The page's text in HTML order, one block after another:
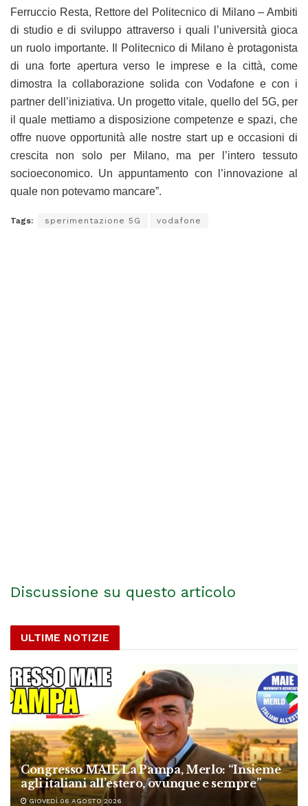
Ferruccio Resta, Rettore del Politecnico di Milano – Ambiti
di studio e di sviluppo attraverso i quali l’università gioca
un ruolo importante. Il Politecnico di Milano è protagonista
di una forte apertura verso le imprese e la città, come
dimostra la collaborazione solida con Vodafone e con i
partner dell’iniziativa. Un progetto vitale, quello del 5G, per
il quale mettiamo a disposizione competenze e spazi, che
offre nuove opportunità alle nostre start up e occasioni di
crescita non solo per Milano, ma per l’intero tessuto
socioeconomico. Un appuntamento con l’innovazione al
quale non potevamo mancare”.
Tags: sperimentazione 5G vodafone
Discussione su questo articolo
ULTIME NOTIZIE
Congresso MAIE La Pampa, Merlo: “Insieme
agli italiani all’estero, ovunque e sempre”
GIOVEDÌ 06 AGOSTO 2026